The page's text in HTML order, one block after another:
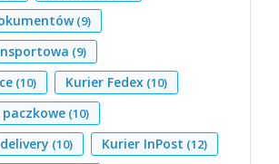
(9)
(9)
(10) Kurier Fedex (10)
(10)
(10) Kurier InPost (12)